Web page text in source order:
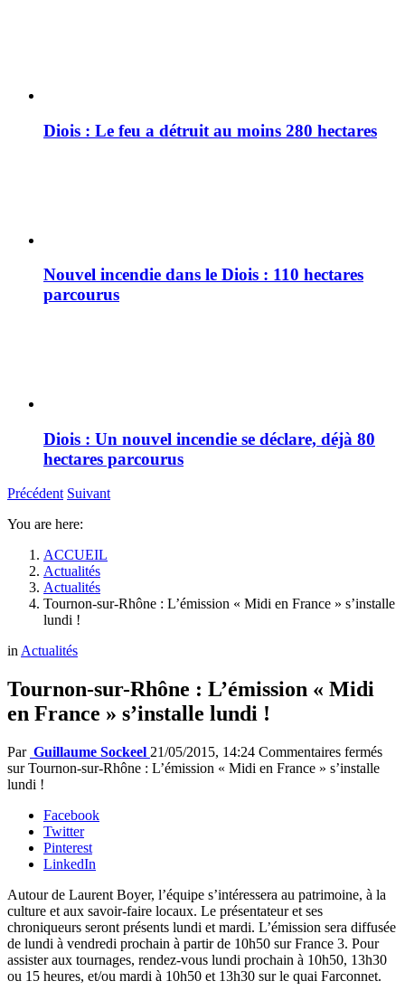
Diois : Le feu a détruit au moins 280 hectares
Nouvel incendie dans le Diois : 110 hectares
parcourus
Diois : Un nouvel incendie se déclare, déjà 80
hectares parcourus
Précédent Suivant
You are here:
ACCUEIL
Actualités
Actualités
Tournon-sur-Rhône : L’émission « Midi en France » s’installe
lundi !
inActualités
Tournon-sur-Rhône : L’émission « Midi
en France » s’installe lundi !
Par Guillaume Sockeel 21/05/2015, 14:24 Commentaires fermés
sur Tournon-sur-Rhône : L’émission « Midi en France » s’installe
lundi !
Facebook
Twitter
Pinterest
LinkedIn
Autour de Laurent Boyer, l’équipe s’intéressera au patrimoine, à la
culture et aux savoir-faire locaux. Le présentateur et ses
chroniqueurs seront présents lundi et mardi. L’émission sera diffusée
de lundi à vendredi prochain à partir de 10h50 sur France 3. Pour
assister aux tournages, rendez-vous lundi prochain à 10h50, 13h30
ou 15 heures, et/ou mardi à 10h50 et 13h30 sur le quai Farconnet.